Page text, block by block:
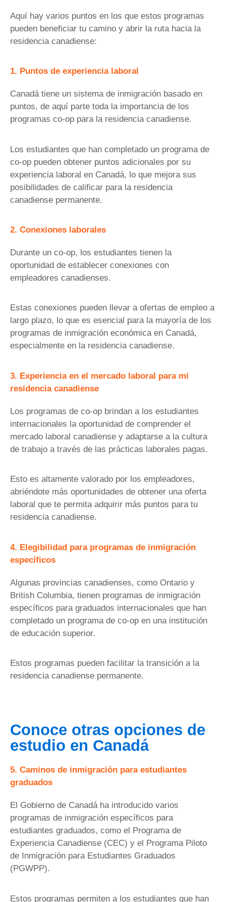
Aquí hay varios puntos en los que estos programas
pueden beneficiar tu camino y abrir la ruta hacia la
residencia canadiense:
1. Puntos de experiencia laboral
Canadá tiene un sistema de inmigración basado en
puntos, de aquí parte toda la importancia de los
programas co-op para la residencia canadiense.
Los estudiantes que han completado un programa de
co-op pueden obtener puntos adicionales por su
experiencia laboral en Canadá, lo que mejora sus
posibilidades de calificar para la residencia
canadiense permanente.
2. Conexiones laborales
Durante un co-op, los estudiantes tienen la
oportunidad de establecer conexiones con
empleadores canadienses.
Estas conexiones pueden llevar a ofertas de empleo a
largo plazo, lo que es esencial para la mayoría de los
programas de inmigración económica en Canadá,
especialmente en la residencia canadiense.
3. Experiencia en el mercado laboral para mi
residencia canadiense
Los programas de co-op brindan a los estudiantes
internacionales la oportunidad de comprender el
mercado laboral canadiense y adaptarse a la cultura
de trabajo a través de las prácticas laborales pagas.
Esto es altamente valorado por los empleadores,
abriéndote más oportunidades de obtener una oferta
laboral que te permita adquirir más puntos para tu
residencia canadiense.
4. Elegibilidad para programas de inmigración
específicos
Algunas provincias canadienses, como Ontario y
British Columbia, tienen programas de inmigración
específicos para graduados internacionales que han
completado un programa de co-op en una institución
de educación superior.
Estos programas pueden facilitar la transición a la
residencia canadiense permanente.
Conoce otras opciones de
estudio en Canadá
5. Caminos de inmigración para estudiantes
graduados
El Gobierno de Canadá ha introducido varios
programas de inmigración específicos para
estudiantes graduados, como el Programa de
Experiencia Canadiense (CEC) y el Programa Piloto
de Inmigración para Estudiantes Graduados
(PGWPP).
Estos programas permiten a los estudiantes que han